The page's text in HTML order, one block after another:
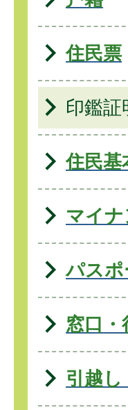
住民票
印鑑証
住民基
マイ
パスポ
窓口・
引越